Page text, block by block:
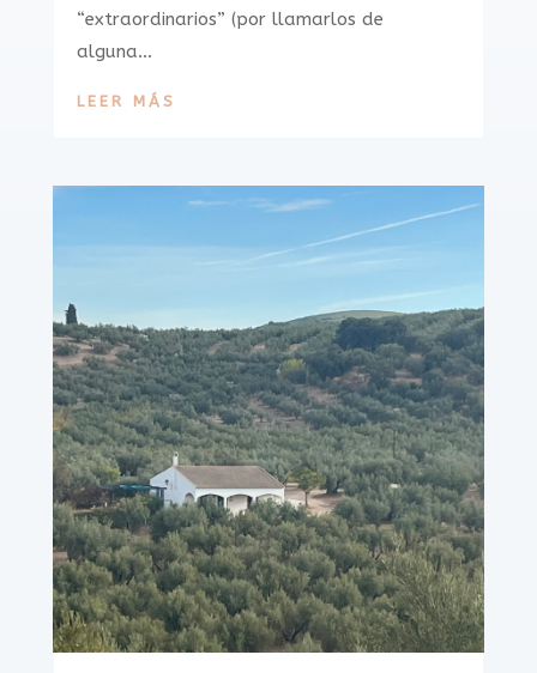
“extraordinarios” (por llamarlos de
alguna...
LEER MÁS